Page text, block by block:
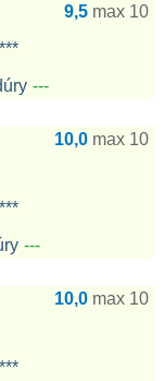
9,5 max 10
---
10,0 max 10
---
10,0 max 10